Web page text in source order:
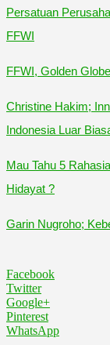
Persatuan
FFWI
FFWI, Golden
Christine Hakim;
Indonesia Luar
Mau Tahu 5
Hidayat ?
Garin Nugroho;
Facebook
Twitter
Google+
Pinterest
WhatsApp